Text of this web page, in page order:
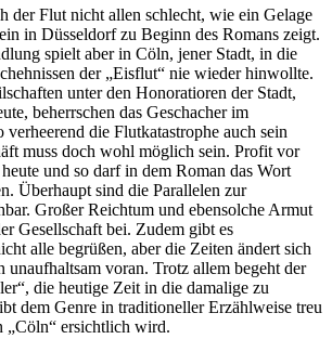
der Flut nicht allen schlecht, wie ein Gelage
in Düsseldorf zu Beginn des Romans zeigt.
spielt aber in Cöln, jener Stadt, in die
der „Eisflut“ nie wieder hinwollte.
unter den Honoratioren der Stadt,
beherrschen das Geschacher im
die Flutkatastrophe auch sein
muss doch wohl möglich sein. Profit vor
und so darf in dem Roman das Wort
Überhaupt sind die Parallelen zur
Großer Reichtum und ebensolche Armut
Gesellschaft bei. Zudem gibt es
alle begrüßen, aber die Zeiten ändert sich
unaufhaltsam voran. Trotz allem begeht der
die heutige Zeit in die damalige zu
dem Genre in traditioneller Erzählweise treu
„Cöln“ ersichtlich wird.